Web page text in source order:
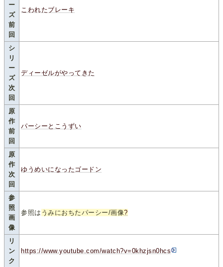
ー
ズ
前
回
こわれたブレーキ
シ
リ
ー
ズ
次
回
ディーゼルがやってきた
原
作
前
回
パーシーとこうずい
原
作
次
回
ゆうめいになったゴードン
参
照
画
像
参照は うみにおちたパーシー/画像?
リ
ン
ク
https://www.youtube.com/watch?v=0khzjsn0hcs